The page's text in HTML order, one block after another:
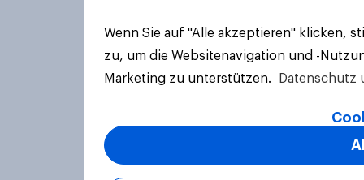
Wenn Sie auf "Alle akzeptieren" klicken,
zu, um die Websitenavigation und -
Marketing zu unterstützen.
Datenschutz